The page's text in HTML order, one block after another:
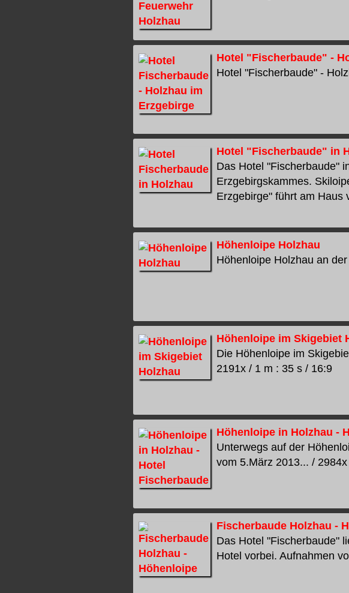
Hotel "Fischerbaude" -
Hotel "Fischerbaude" -
Hotel "Fischerbaude" in
Das Hotel "Fischerbaude"
Erzgebirgskammes.
Erzgebirge" führt am Haus
Höhenloipe Holzhau
Höhenloipe Holzhau an
Höhenloipe im Skigebiet
Die Höhenloipe im
2191x / 1 m : 35 s / 16:9
Höhenloipe in Holzhau -
Unterwegs auf der
vom 5.März 2013... /
Fischerbaude Holzhau -
Das Hotel "Fischerbaude"
Hotel vorbei. Aufnahmen